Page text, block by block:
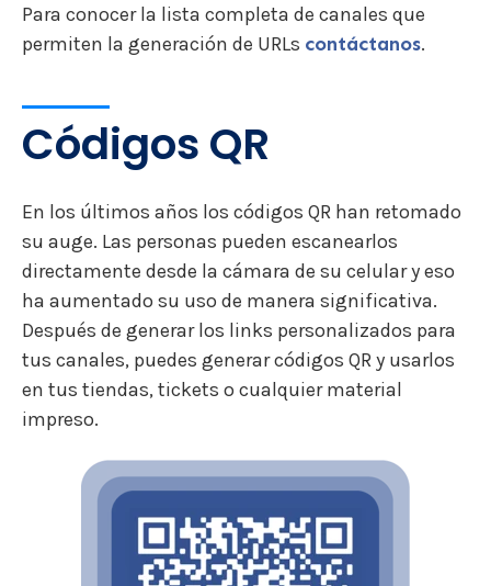
Para conocer la lista completa de canales que
permiten la generación de URLs contáctanos.
Códigos QR
En los últimos años los códigos QR han retomado
su auge. Las personas pueden escanearlos
directamente desde la cámara de su celular y eso
ha aumentado su uso de manera significativa.
Después de generar los links personalizados para
tus canales, puedes generar códigos QR y usarlos
en tus tiendas, tickets o cualquier material
impreso.